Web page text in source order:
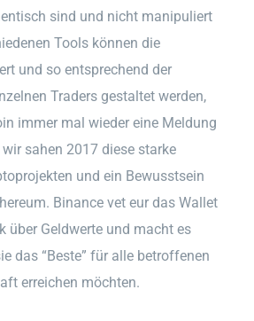
sind und nicht manipuliert
Tools können die
und so entsprechend der
Traders gestaltet werden,
immer mal wieder eine Meldung
sahen 2017 diese starke
und ein Bewusstsein
Binance vet eur das Wallet
über Geldwerte und macht es
das “Beste” für alle betroffenen
erreichen möchten.